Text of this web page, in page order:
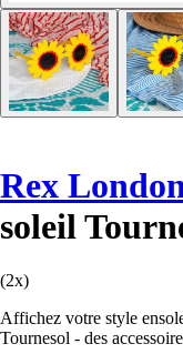
Rex
soleil
(2x)
Affichez votre style
Tournesol - des